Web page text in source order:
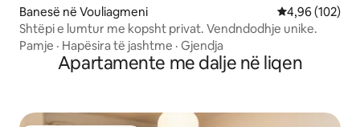
Banesë në Vouliagmeni Vlerësimi
4,96 (102)
Shtëpi e lumtur me kopsht privat. Vendndodhje unike.
Pamje · Hapësira të jashtme · Gjendja
Apartamente me dalje në liqen